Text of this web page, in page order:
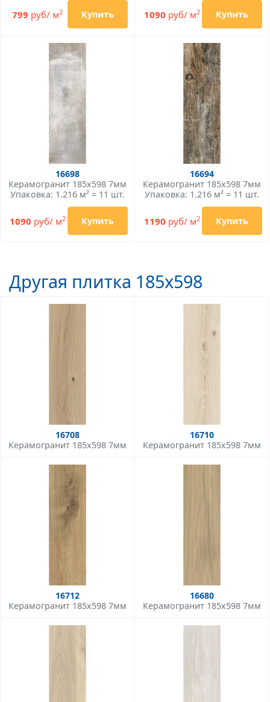
799 руб/ м2 Купить 1090 руб/ м2 Купить
16698
Керамогранит 185x598 7мм
Упаковка: 1.216 м² = 11 шт.
1090 руб/ м2 Купить
16694
Керамогранит 185x598 7мм
Упаковка: 1.216 м² = 11 шт.
1190 руб/ м2 Купить
Другая плитка 185x598
16708
Керамогранит 185x598 7мм
16710
Керамогранит 185x598 7мм
16712
Керамогранит 185x598 7мм
16680
Керамогранит 185x598 7мм